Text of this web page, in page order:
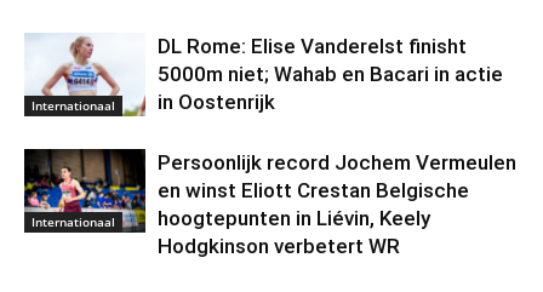
Internationaal
DL Rome: Elise Vanderelst finisht
5000m niet; Wahab en Bacari in actie
in Oostenrijk
Internationaal
Persoonlijk record Jochem Vermeulen
en winst Eliott Crestan Belgische
hoogtepunten in Liévin, Keely
Hodgkinson verbetert WR